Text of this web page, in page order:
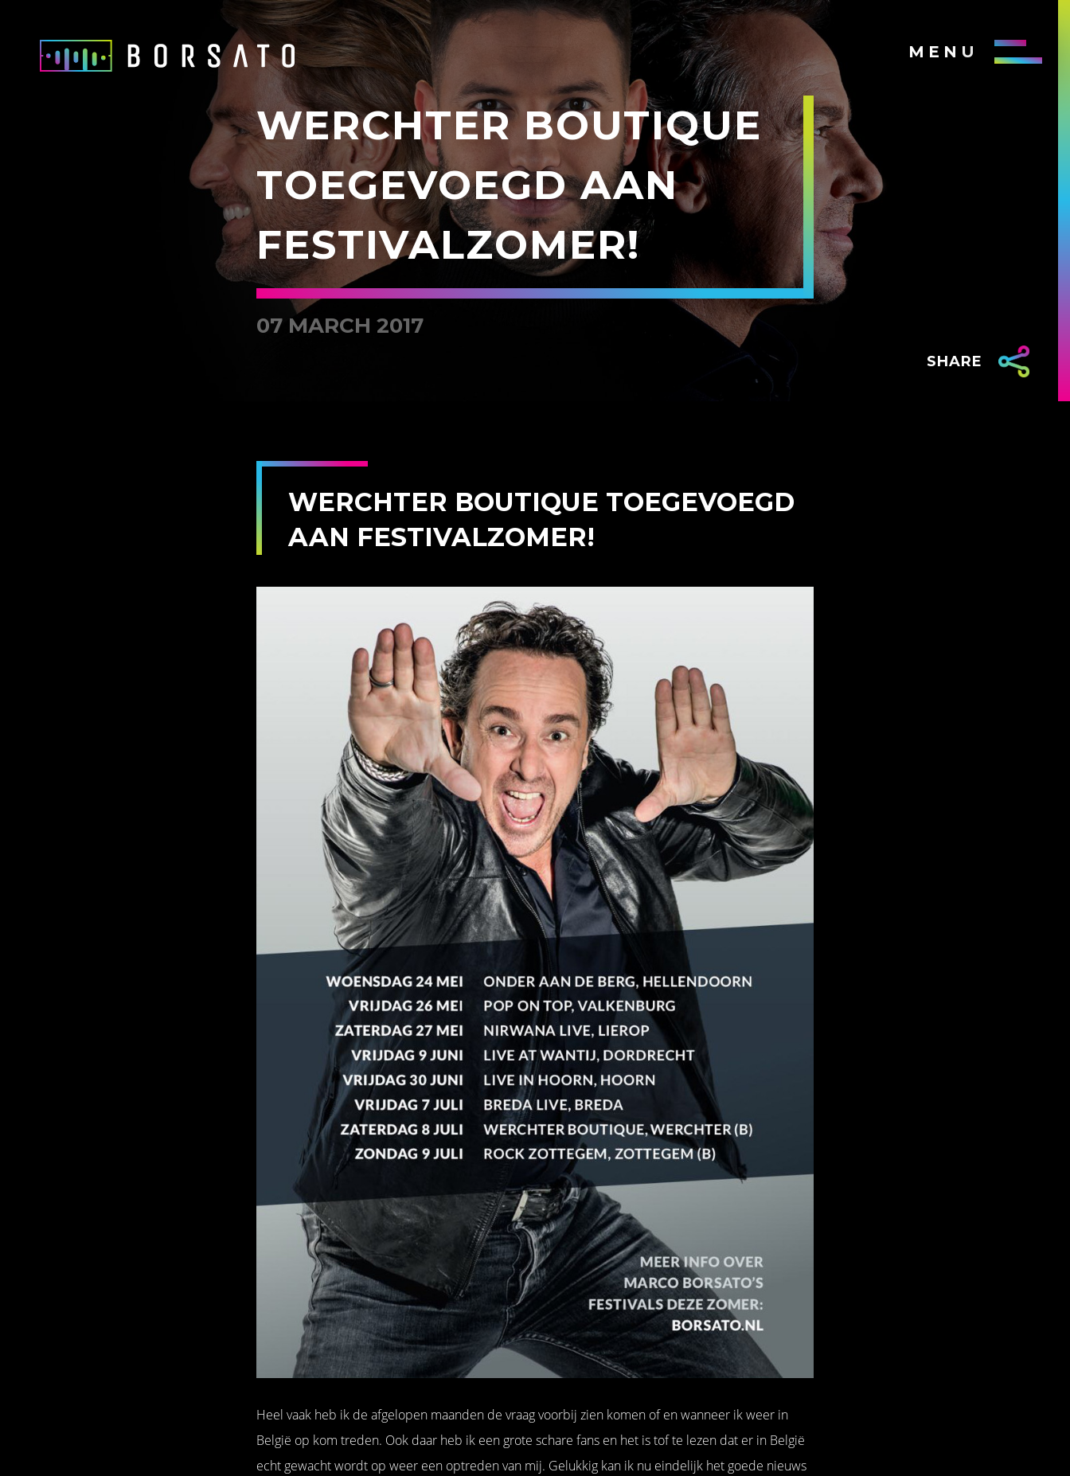
MENU
WERCHTER BOUTIQUE
TOEGEVOEGD AAN
FESTIVALZOMER!
07 MARCH 2017
SHARE
WERCHTER BOUTIQUE TOEGEVOEGD
AAN FESTIVALZOMER!
Heel vaak heb ik de afgelopen maanden de vraag voorbij zien komen of en wanneer ik weer in
België op kom treden. Ook daar heb ik een grote schare fans en het is tof te lezen dat er in België
echt gewacht wordt op weer een optreden van mij. Gelukkig kan ik nu eindelijk het goede nieuws